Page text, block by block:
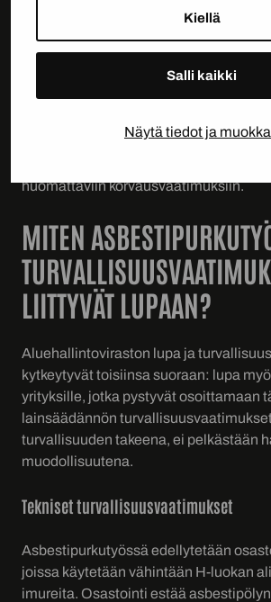
Kiellä
Salli kaikki
Näytä tiedot ja
tapahtuneesta. Tämä koskee
Laiminlyönneillä voi olla myös
seurauksia: vakuutusyhtiö saattaa
asukkaiden tai työntekijöiden
huomattaviin korvausvaatimuksiin.
MITEN
LIITTYVÄT LUPAAN?
Aluehallintoviraston lupa ja
kytkeytyvät toisiinsa suoraan: lupa
yrityksille, jotka pystyvät osoittamaan
lainsäädännön
turvallisuuden takeena, ei pelkästään
muodollisuutena.
Tekniset turvallisuusvaatimukset
Asbestipurkutyössä edellytetään
joissa käytetään vähintään H-luokan
imureita. Osastointi estää